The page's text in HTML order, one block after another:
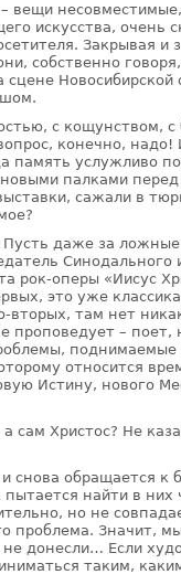
вещи
искусства, очень
Закрывая
собственно
Новосибирской
с кощунством, с
конечно, надо!
память услужливо
палками
сажали в
даже за
Синодального
рок-оперы «Иисус
это уже
вторых, там нет
проповедует – поет,
относится
Истину, нового
сам Христос? Не
снова обращается к
найти в них
но не
проблема. Значит,
донесли… Если
таким,